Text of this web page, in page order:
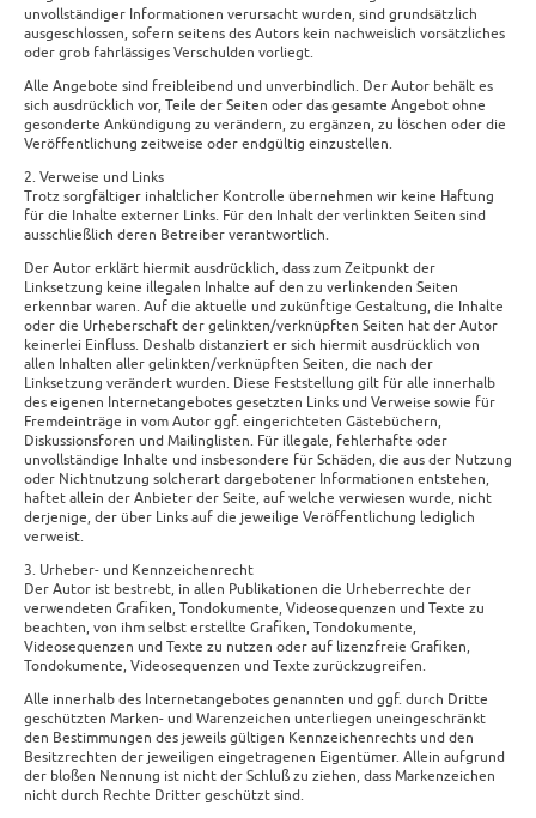
unvollständiger Informationen verursacht wurden, sind grundsätzlich
ausgeschlossen, sofern seitens des Autors kein nachweislich vorsätzliches
oder grob fahrlässiges Verschulden vorliegt.
Alle Angebote sind freibleibend und unverbindlich. Der Autor behält es
sich ausdrücklich vor, Teile der Seiten oder das gesamte Angebot ohne
gesonderte Ankündigung zu verändern, zu ergänzen, zu löschen oder die
Veröffentlichung zeitweise oder endgültig einzustellen.
2. Verweise und Links
Trotz sorgfältiger inhaltlicher Kontrolle übernehmen wir keine Haftung
für die Inhalte externer Links. Für den Inhalt der verlinkten Seiten sind
ausschließlich deren Betreiber verantwortlich.
Der Autor erklärt hiermit ausdrücklich, dass zum Zeitpunkt der
Linksetzung keine illegalen Inhalte auf den zu verlinkenden Seiten
erkennbar waren. Auf die aktuelle und zukünftige Gestaltung, die Inhalte
oder die Urheberschaft der gelinkten/verknüpften Seiten hat der Autor
keinerlei Einfluss. Deshalb distanziert er sich hiermit ausdrücklich von
allen Inhalten aller gelinkten/verknüpften Seiten, die nach der
Linksetzung verändert wurden. Diese Feststellung gilt für alle innerhalb
des eigenen Internetangebotes gesetzten Links und Verweise sowie für
Fremdeinträge in vom Autor ggf. eingerichteten Gästebüchern,
Diskussionsforen und Mailinglisten. Für illegale, fehlerhafte oder
unvollständige Inhalte und insbesondere für Schäden, die aus der Nutzung
oder Nichtnutzung solcherart dargebotener Informationen entstehen,
haftet allein der Anbieter der Seite, auf welche verwiesen wurde, nicht
derjenige, der über Links auf die jeweilige Veröffentlichung lediglich
verweist.
3. Urheber- und Kennzeichenrecht
Der Autor ist bestrebt, in allen Publikationen die Urheberrechte der
verwendeten Grafiken, Tondokumente, Videosequenzen und Texte zu
beachten, von ihm selbst erstellte Grafiken, Tondokumente,
Videosequenzen und Texte zu nutzen oder auf lizenzfreie Grafiken,
Tondokumente, Videosequenzen und Texte zurückzugreifen.
Alle innerhalb des Internetangebotes genannten und ggf. durch Dritte
geschützten Marken- und Warenzeichen unterliegen uneingeschränkt
den Bestimmungen des jeweils gültigen Kennzeichenrechts und den
Besitzrechten der jeweiligen eingetragenen Eigentümer. Allein aufgrund
der bloßen Nennung ist nicht der Schluß zu ziehen, dass Markenzeichen
nicht durch Rechte Dritter geschützt sind.